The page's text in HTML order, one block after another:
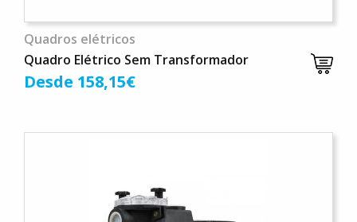
Quadros elétricos
Quadro Elétrico Sem Transformador
Desde 158,15€